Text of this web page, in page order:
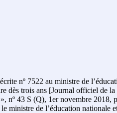
nº 7522 au ministre de
dès trois ans [Journal officiel de
nº 43 S (Q), 1er novembre 2018,
ministre de l’éducation nationale